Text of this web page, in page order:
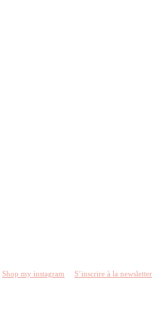
Shop my instagram S’inscrire à la newsletter